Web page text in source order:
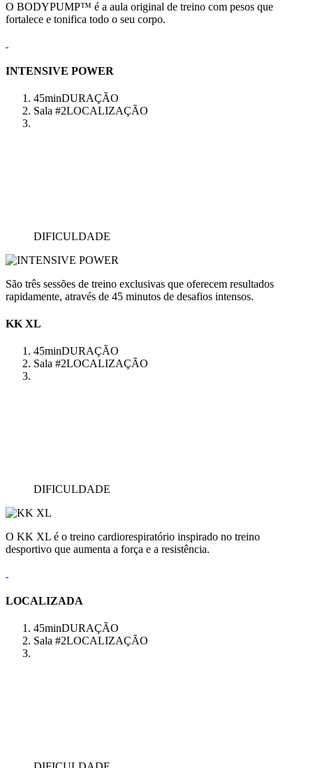
O BODYPUMP™ é a aula original de treino com pesos que
fortalece e tonifica todo o seu corpo.
INTENSIVE POWER
45minDURAÇÃO
Sala #2LOCALIZAÇÃO
DIFICULDADE
São três sessões de treino exclusivas que oferecem resultados
rapidamente, através de 45 minutos de desafios intensos.
KK XL
45minDURAÇÃO
Sala #2LOCALIZAÇÃO
DIFICULDADE
O KK XL é o treino cardiorespiratório inspirado no treino
desportivo que aumenta a força e a resistência.
LOCALIZADA
45minDURAÇÃO
Sala #2LOCALIZAÇÃO